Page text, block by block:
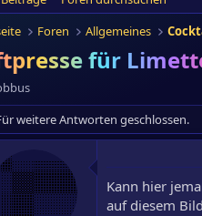
Foren Allgemeines
für
weitere Antworten geschlossen.
Kann hier
auf diesem